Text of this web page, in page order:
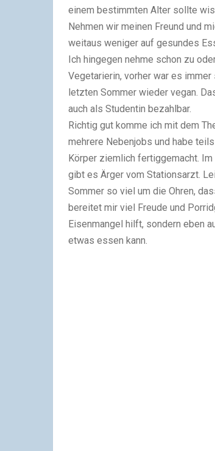
einem bestimmten Alter sollte
Nehmen wir meinen Freund und
weitaus weniger auf gesundes
Ich hingegen nehme schon zu
Vegetarierin, vorher war es
letzten Sommer wieder vegan.
auch als Studentin bezahlbar.
Richtig gut komme ich mit dem
mehrere Nebenjobs und habe
Körper ziemlich fertiggemacht.
gibt es Ärger vom Stationsarzt.
Sommer so viel um die Ohren,
bereitet mir viel Freude und
Eisenmangel hilft, sondern eben
etwas essen kann.